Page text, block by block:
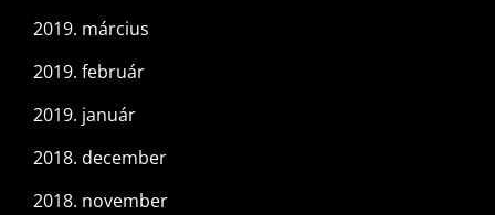
2019. március
2019. február
2019. január
2018. december
2018. november